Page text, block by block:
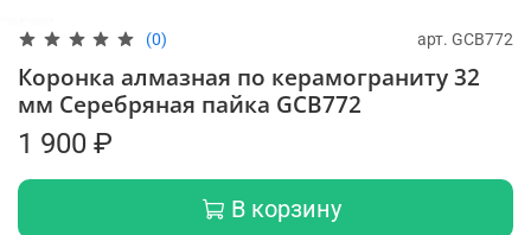
(0) арт. GCB772
Коронка алмазная по керамограниту 32
мм Серебряная пайка GCB772
1 900 ₽
В корзину